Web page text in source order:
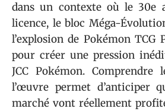
dans un contexte où le 30e
licence, le bloc Méga-
l’explosion de Pokémon TCG
pour créer une pression
JCC Pokémon. Comprendre
l’œuvre permet d’anticiper
marché vont réellement